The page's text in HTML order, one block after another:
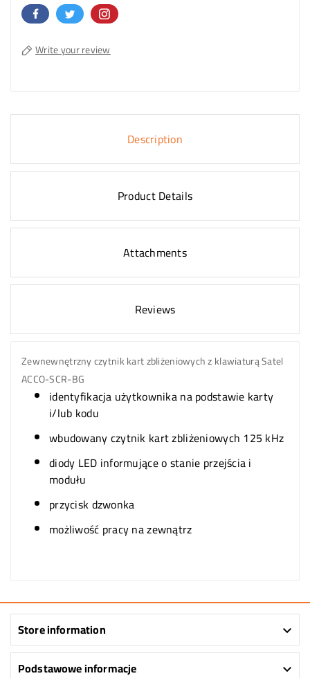
Write your review
Description
Product Details
Attachments
Reviews
Zewnewnętrzny czytnik kart zbliżeniowych z klawiaturą Satel
ACCO-SCR-BG
identyfikacja użytkownika na podstawie karty
i/lub kodu
wbudowany czytnik kart zbliżeniowych 125 kHz
diody LED informujące o stanie przejścia i
modułu
przycisk dzwonka
możliwość pracy na zewnątrz
Store information 
Podstawowe informacje 